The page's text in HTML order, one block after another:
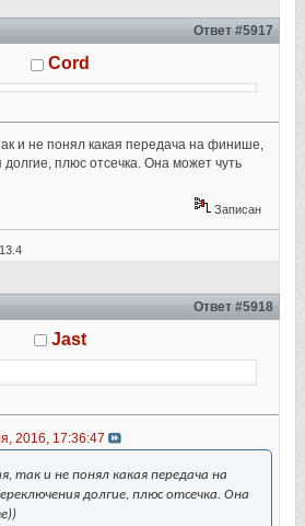
Ответ #5917
Cord
и не понял какая передача на финише,
плюс отсечка. Она может чуть
Записан
Ответ #5918
Jast
2016, 17:36:47
так и не понял какая передача на
долгие, плюс отсечка. Она